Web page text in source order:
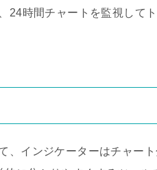
24時間チャートを監視して
、インジケーターはチャー